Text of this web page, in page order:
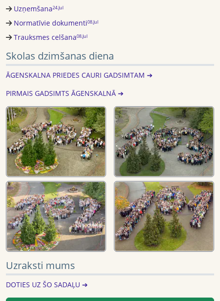
Uzņemšana24.Jul
Normatīvie dokumenti08.Jul
Trauksmes celšana08.Jul
Skolas dzimšanas diena
ĀGENSKALNA PRIEDES CAURI GADSIMTAM ➔
PIRMAIS GADSIMTS ĀGENSKALNĀ ➔
Uzraksti mums
DOTIES UZ ŠO SADAĻU ➔